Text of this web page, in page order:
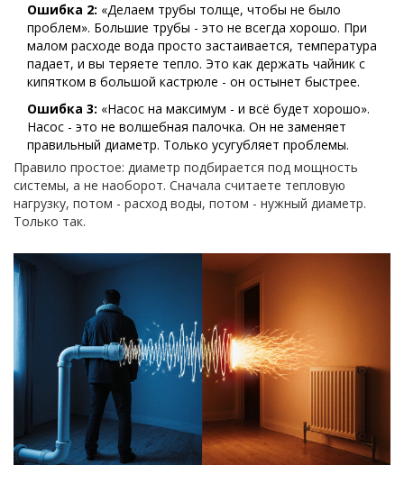
Ошибка 2: «Делаем трубы толще, чтобы не было
проблем». Большие трубы - это не всегда хорошо. При
малом расходе вода просто застаивается, температура
падает, и вы теряете тепло. Это как держать чайник с
кипятком в большой кастрюле - он остынет быстрее.
Ошибка 3: «Насос на максимум - и всё будет хорошо».
Насос - это не волшебная палочка. Он не заменяет
правильный диаметр. Только усугубляет проблемы.
Правило простое: диаметр подбирается под мощность
системы, а не наоборот. Сначала считаете тепловую
нагрузку, потом - расход воды, потом - нужный диаметр.
Только так.